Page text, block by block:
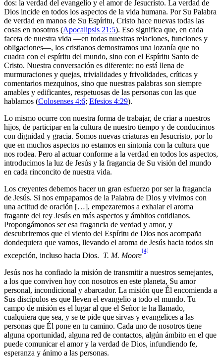
dos: la verdad del evangelio y el amor de Jesucristo. La verdad de
Dios incide en todos los aspectos de la vida humana. Por Su Palabra
de verdad en manos de Su Espíritu, Cristo hace nuevas todas las
cosas en nosotros (Apocalipsis 21:5). Eso significa que, en cada
faceta de nuestra vida —en todas nuestras relaciones, funciones y
obligaciones—, los cristianos demostramos una lozanía que no
cuadra con el espíritu del mundo, sino con el Espíritu Santo de
Cristo. Nuestra conversación es diferente: no está llena de
murmuraciones y quejas, trivialidades y frivolidades, críticas y
comentarios mezquinos, sino que nuestras palabras son siempre
amables y edificantes, respetuosas de las personas con las que
hablamos (Colosenses 4:6; Efesios 4:29).
Lo mismo ocurre con nuestra forma de trabajar, de criar a nuestros
hijos, de participar en la cultura de nuestro tiempo y de conducirnos
con dignidad y gracia. Somos nuevas criaturas en Jesucristo, por lo
que en muchos aspectos no estamos en sintonía con la cultura que
nos rodea. Pero al actuar conforme a la verdad en todos los aspectos,
introducimos la luz de Jesús y la fragancia de Su visión del mundo
en cada rinconcito de nuestra vida.
Los creyentes debemos hacer un gran esfuerzo por ser la fragancia
de Jesús. Si nos empapamos de la Palabra de Dios y vivimos con
una actitud de oración […], empezaremos a exhalar el aroma
fragante del rey Jesús en más aspectos y ámbitos cotidianos.
Propongámonos ser esa fragancia de verdad y amor, y
descubriremos que el viento del Espíritu de Dios nos acompaña
dondequiera que vamos, llevando el aroma de Jesús hacia todos sin
excepción, incluso hacia Dios. T. M. Moore
[4]
Jesús nos ha confiado la misión de transmitir a nuestros semejantes,
a los que conviven hoy con nosotros en este planeta, Su amor
personal, incondicional y abarcador. La misión que Él encomienda a
Sus discípulos es que lleven el evangelio a todo el mundo. Tu
campo de misión es el lugar al que el Señor te ha llamado,
cualquiera que sea, y se te pide que sirvas y evangelices a las
personas que Él pone en tu camino. Cada uno de nosotros tiene
alguna oportunidad, alguna red de contactos, algún ámbito en el que
puede comunicar el amor y la verdad de Dios, infundiendo fe,
esperanza y ánimo a las personas.